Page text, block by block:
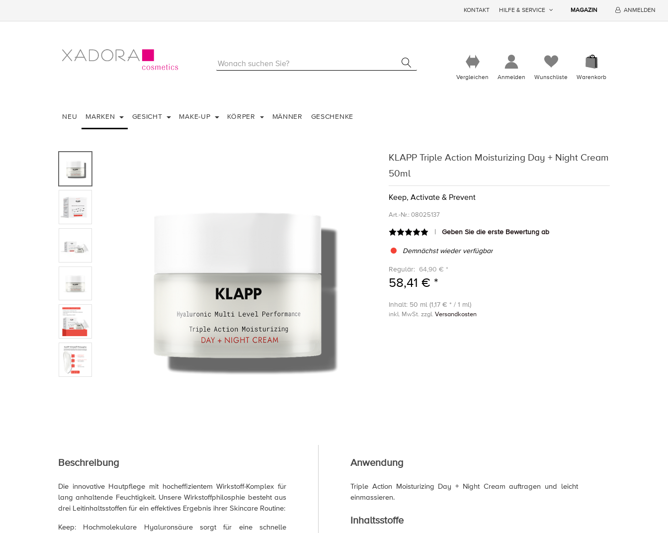
KONTAKT HILFE & SERVICE MAGAZIN ANMELDEN
Vergleichen Anmelden Wunschliste Warenkorb
NEU MARKEN GESICHT MAKE-UP KÖRPER MÄNNER GESCHENKE
KLAPP Triple Action Moisturizing Day + Night Cream
50ml
Keep, Activate & Prevent
Art.-Nr.: 08025137
Geben Sie die erste Bewertung ab
Demnächst wieder verfügbar
Regulär: 64,90 € *
58,41 € *
Inhalt: 50 ml (1,17 € * / 1 ml)
inkl. MwSt. zzgl. Versandkosten
Beschreibung
Die innovative Hautpflege mit hocheffizientem Wirkstoff-Komplex für
lang anhaltende Feuchtigkeit. Unsere Wirkstoffphilosphie besteht aus
drei Leitinhaltsstoffen für ein effektives Ergebnis ihrer Skincare Routine:
Keep: Hochmolekulare Hyaluronsäure sorgt für eine schnelle
Anwendung
Triple Action Moisturizing Day + Night Cream auftragen und leicht
einmassieren.
Inhaltsstoffe